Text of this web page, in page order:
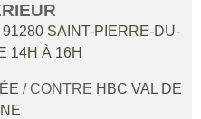
91280 SAINT-PIERRE-DU-
14H À 16H
/ CONTRE HBC VAL DE